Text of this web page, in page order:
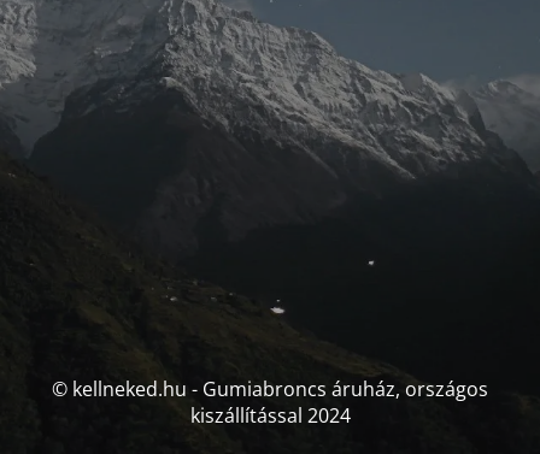
© kellneked.hu - Gumiabroncs áruház, országos
kiszállítással 2024